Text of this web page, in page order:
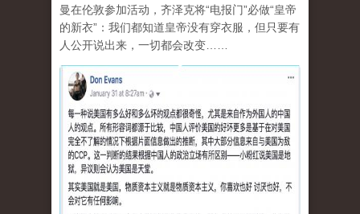
曼在伦敦参加活动，齐泽克将“电报门”必做“皇帝
的新衣”：我们都知道皇帝没有穿衣服，但只要有
人公开说出来，一切都会改变……